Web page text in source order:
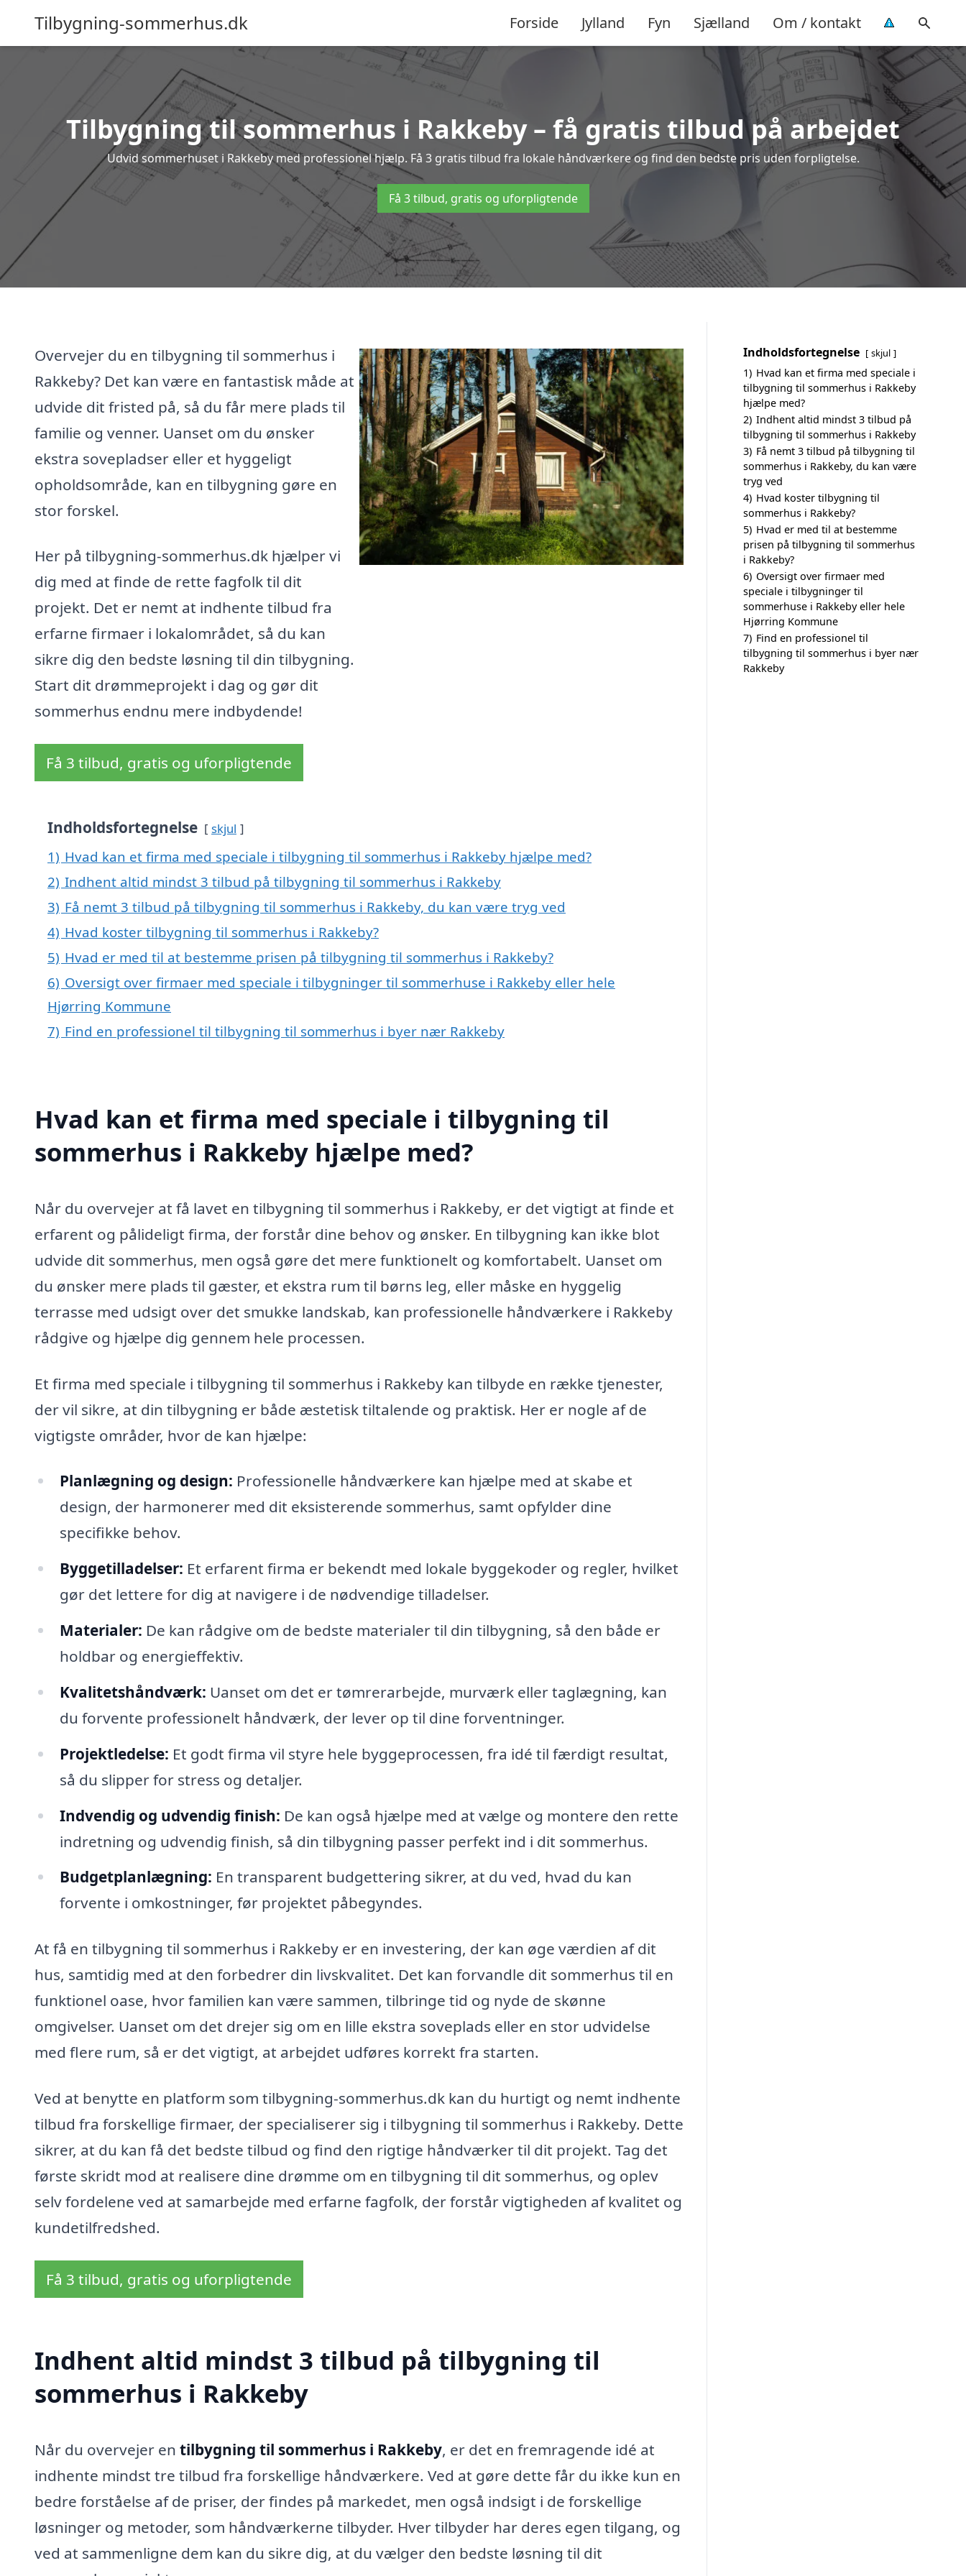
Tilbygning-sommerhus.dk Forside Jylland Fyn Sjælland Om / kontakt
Tilbygning til sommerhus i Rakkeby – få gratis tilbud på arbejdet
Udvid sommerhuset i Rakkeby med professionel hjælp. Få 3 gratis tilbud fra lokale håndværkere og find den bedste pris uden forpligtelse.
Få 3 tilbud, gratis og uforpligtende
Overvejer du en tilbygning til sommerhus i
Rakkeby? Det kan være en fantastisk måde at
udvide dit fristed på, så du får mere plads til
familie og venner. Uanset om du ønsker
ekstra sovepladser eller et hyggeligt
opholdsområde, kan en tilbygning gøre en
stor forskel.
Her på tilbygning-sommerhus.dk hjælper vi
dig med at finde de rette fagfolk til dit
projekt. Det er nemt at indhente tilbud fra
erfarne firmaer i lokalområdet, så du kan
sikre dig den bedste løsning til din tilbygning.
Start dit drømmeprojekt i dag og gør dit
sommerhus endnu mere indbydende!
Få 3 tilbud, gratis og uforpligtende
Indholdsfortegnelse skjul
1) Hvad kan et firma med speciale i tilbygning til sommerhus i Rakkeby hjælpe med?
2) Indhent altid mindst 3 tilbud på tilbygning til sommerhus i Rakkeby
3) Få nemt 3 tilbud på tilbygning til sommerhus i Rakkeby, du kan være tryg ved
4) Hvad koster tilbygning til sommerhus i Rakkeby?
5) Hvad er med til at bestemme prisen på tilbygning til sommerhus i Rakkeby?
6) Oversigt over firmaer med speciale i tilbygninger til sommerhuse i Rakkeby eller hele
Hjørring Kommune
7) Find en professionel til tilbygning til sommerhus i byer nær Rakkeby
Hvad kan et firma med speciale i tilbygning til
sommerhus i Rakkeby hjælpe med?
Når du overvejer at få lavet en tilbygning til sommerhus i Rakkeby, er det vigtigt at finde et
erfarent og pålideligt firma, der forstår dine behov og ønsker. En tilbygning kan ikke blot
udvide dit sommerhus, men også gøre det mere funktionelt og komfortabelt. Uanset om
du ønsker mere plads til gæster, et ekstra rum til børns leg, eller måske en hyggelig
terrasse med udsigt over det smukke landskab, kan professionelle håndværkere i Rakkeby
rådgive og hjælpe dig gennem hele processen.
Et firma med speciale i tilbygning til sommerhus i Rakkeby kan tilbyde en række tjenester,
der vil sikre, at din tilbygning er både æstetisk tiltalende og praktisk. Her er nogle af de
vigtigste områder, hvor de kan hjælpe:
Planlægning og design: Professionelle håndværkere kan hjælpe med at skabe et
design, der harmonerer med dit eksisterende sommerhus, samt opfylder dine
specifikke behov.
Byggetilladelser: Et erfarent firma er bekendt med lokale byggekoder og regler, hvilket
gør det lettere for dig at navigere i de nødvendige tilladelser.
Materialer: De kan rådgive om de bedste materialer til din tilbygning, så den både er
holdbar og energieffektiv.
Kvalitetshåndværk: Uanset om det er tømrerarbejde, murværk eller taglægning, kan
du forvente professionelt håndværk, der lever op til dine forventninger.
Projektledelse: Et godt firma vil styre hele byggeprocessen, fra idé til færdigt resultat,
så du slipper for stress og detaljer.
Indvendig og udvendig finish: De kan også hjælpe med at vælge og montere den rette
indretning og udvendig finish, så din tilbygning passer perfekt ind i dit sommerhus.
Budgetplanlægning: En transparent budgettering sikrer, at du ved, hvad du kan
forvente i omkostninger, før projektet påbegyndes.
At få en tilbygning til sommerhus i Rakkeby er en investering, der kan øge værdien af dit
hus, samtidig med at den forbedrer din livskvalitet. Det kan forvandle dit sommerhus til en
funktionel oase, hvor familien kan være sammen, tilbringe tid og nyde de skønne
omgivelser. Uanset om det drejer sig om en lille ekstra soveplads eller en stor udvidelse
med flere rum, så er det vigtigt, at arbejdet udføres korrekt fra starten.
Ved at benytte en platform som tilbygning-sommerhus.dk kan du hurtigt og nemt indhente
tilbud fra forskellige firmaer, der specialiserer sig i tilbygning til sommerhus i Rakkeby. Dette
sikrer, at du kan få det bedste tilbud og find den rigtige håndværker til dit projekt. Tag det
første skridt mod at realisere dine drømme om en tilbygning til dit sommerhus, og oplev
selv fordelene ved at samarbejde med erfarne fagfolk, der forstår vigtigheden af kvalitet og
kundetilfredshed.
Få 3 tilbud, gratis og uforpligtende
Indhent altid mindst 3 tilbud på tilbygning til
sommerhus i Rakkeby
Når du overvejer en tilbygning til sommerhus i Rakkeby, er det en fremragende idé at
indhente mindst tre tilbud fra forskellige håndværkere. Ved at gøre dette får du ikke kun en
bedre forståelse af de priser, der findes på markedet, men også indsigt i de forskellige
løsninger og metoder, som håndværkerne tilbyder. Hver tilbyder har deres egen tilgang, og
ved at sammenligne dem kan du sikre dig, at du vælger den bedste løsning til dit
Indholdsfortegnelse skjul
1) Hvad kan et firma med speciale i
tilbygning til sommerhus i Rakkeby
hjælpe med?
2) Indhent altid mindst 3 tilbud på
tilbygning til sommerhus i Rakkeby
3) Få nemt 3 tilbud på tilbygning til
sommerhus i Rakkeby, du kan være
tryg ved
4) Hvad koster tilbygning til
sommerhus i Rakkeby?
5) Hvad er med til at bestemme
prisen på tilbygning til sommerhus
i Rakkeby?
6) Oversigt over firmaer med
speciale i tilbygninger til
sommerhuse i Rakkeby eller hele
Hjørring Kommune
7) Find en professionel til
tilbygning til sommerhus i byer nær
Rakkeby